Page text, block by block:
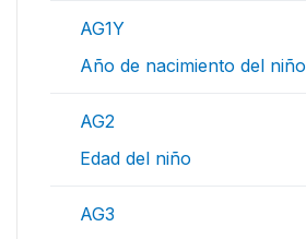
AG1Y
Año de nacimiento del niño
AG2
Edad del niño
AG3